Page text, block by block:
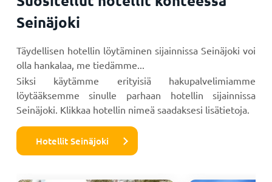
Seinäjoki
Täydellisen hotellin löytäminen sijainnissa Seinäjoki voi
olla hankalaa, me tiedämme...
Siksi käytämme erityisiä hakupalvelimiamme
löytääksemme sinulle parhaan hotellin sijainnissa
Seinäjoki. Klikkaa hotellin nimeä saadaksesi lisätietoja.
Hotellit Seinäjoki